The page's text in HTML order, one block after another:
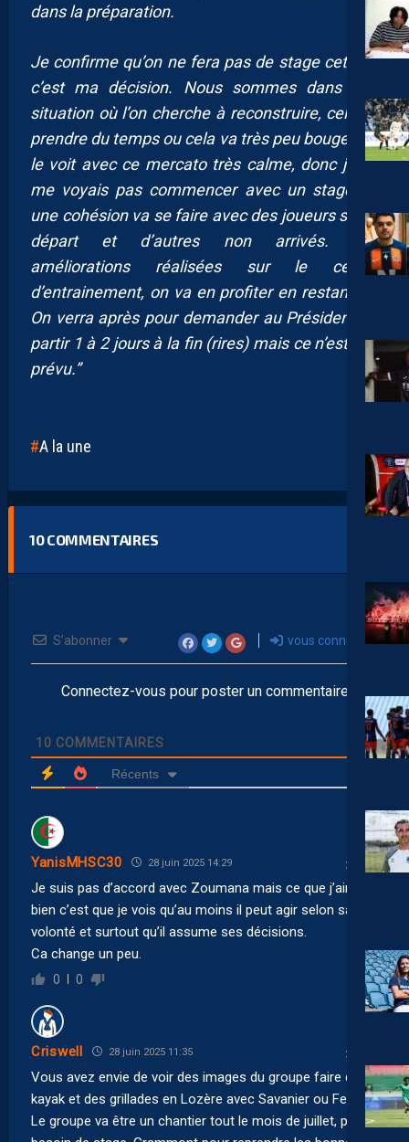
dans la préparation.
Je confirme qu’on ne fera pas de stage cet été,
c’est ma décision. Nous sommes dans une
situation où l’on cherche à reconstruire, cela va
prendre du temps ou cela va très peu bouger, on
le voit avec ce mercato très calme, donc je ne
me voyais pas commencer avec un stage où
une cohésion va se faire avec des joueurs sur le
départ et d’autres non arrivés. Les
améliorations réalisées sur le centre
d’entrainement, on va en profiter en restant ici.
On verra après pour demander au Président de
partir 1 à 2 jours à la fin (rires) mais ce n’est pas
prévu.”
A la une
10COMMENTAIRES
S’abonner vous connecter
Connectez-vous pour poster un commentaire
10 COMMENTAIRES
Récents
YanisMHSC30 28 juin 2025 14:29
Je suis pas d’accord avec Zoumana mais ce que j’aime
bien c’est que je vois qu’au moins il peut agir selon sa
volonté et surtout qu’il assume ses décisions.
Ca change un peu.
0 0
Criswell 28 juin 2025 11:35
Vous avez envie de voir des images du groupe faire du
kayak et des grillades en Lozère avec Savanier ou Ferri ?
Le groupe va être un chantier tout le mois de juillet, pas